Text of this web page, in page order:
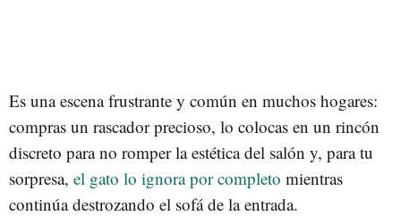
Es una escena frustrante y común en muchos hogares:
compras un rascador precioso, lo colocas en un rincón
discreto para no romper la estética del salón y, para tu
sorpresa, el gato lo ignora por completo mientras
continúa destrozando el sofá de la entrada.